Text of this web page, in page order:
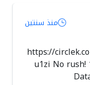
منذ سنتين
https://
u1zi No rush!